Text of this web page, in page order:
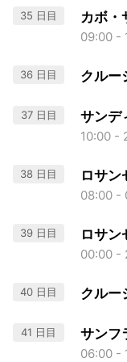
35 日目 カボ・
09:00 -
36 日目 クルー
37 日目 サンデ
10:00 -
38 日目 ロサン
08:00 -
39 日目 ロサン
00:00 -
40 日目 クルー
41 日目 サンフ
06:00 -